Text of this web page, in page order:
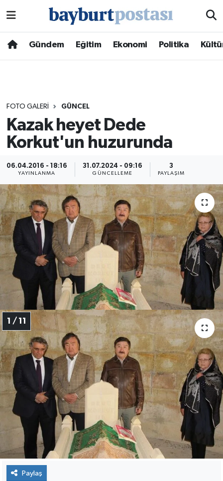
Gündem Eğitim Ekonomi Politika
FOTO GALERI GÜNCEL
Kazak heyet Dede
Korkut'un huzurunda
06.04.2016 - 18:16
YAYINLANMA
31.07.2024 - 09:16
GÜNCELLEME
3
PAYLAŞIM
1 / 11
Paylaş
Hava Durumu
Süper Lig Puan Durumu ve Fikstür
Tüm Manşetler
Son Dakika Haberleri
Haber Arşivi